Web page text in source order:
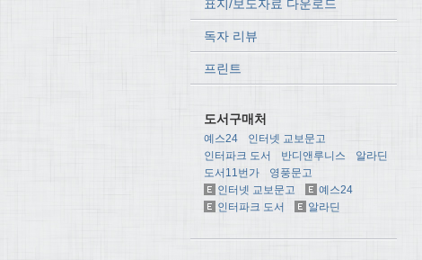
표지/보도자료 다운로드
독자 리뷰
프린트
도서구매처
예스24
인터넷 교보문고
인터파크 도서
반디앤루니스
알라딘
도서11번가
영풍문고
인터넷 교보문고
예스24
인터파크 도서
알라딘